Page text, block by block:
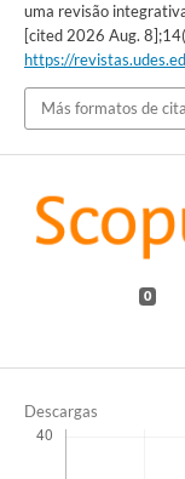
uma revisão
[cited 2026 Aug.
https://
Más formatos de cita
0
Descargas